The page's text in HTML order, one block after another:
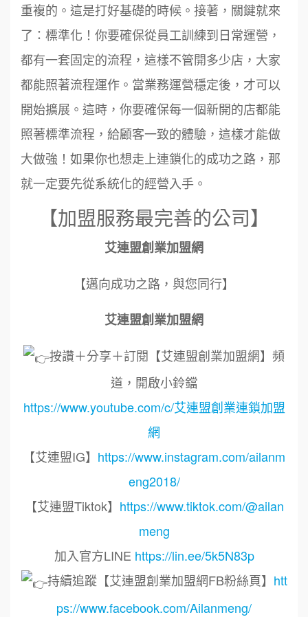
重複的。這是打好基礎的時候。接著，關鍵就來
了：標準化！你要確保從員工訓練到日常運營，
都有一套固定的流程，這樣不管開多少店，大家
都能照著流程運作。當業務運營穩定後，才可以
開始擴展。這時，你要確保每一個新開的店都能
照著標準流程，給顧客一致的體驗，這樣才能做
大做強！如果你也想走上連鎖化的成功之路，那
就一定要先從系統化的經營入手。
【加盟服務最完善的公司】
艾連盟創業加盟網
【邁向成功之路，與您同行】
艾連盟創業加盟網
按讚＋分享＋訂閱【艾連盟創業加盟網】頻
道，開啟小鈴鐺
https://www.youtube.com/c/艾連盟創業連鎖加盟
網
【艾連盟IG】 https://www.instagram.com/ailanm
eng2018/
【艾連盟Tiktok】 https://www.tiktok.com/@ailan
meng
加入官方LINE https://lin.ee/5k5N83p
持續追蹤【艾連盟創業加盟網FB粉絲頁】 htt
ps://www.facebook.com/Ailanmeng/